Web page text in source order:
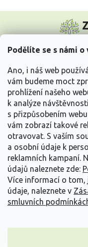
Podělíte se s námi o
Ano, i náš web
vám budeme moct
prohlížení našeho
k analýze
s přizpůsobením
vám zobrazí takové
otravovat. S vaším
a osobní údaje k
reklamních kampaní.
údajů naleznete zde:
Více informací o tom,
údaje, naleznete v
smluvních
p
Vše o nákupu
Informace pro Vás
Kontakujte nás